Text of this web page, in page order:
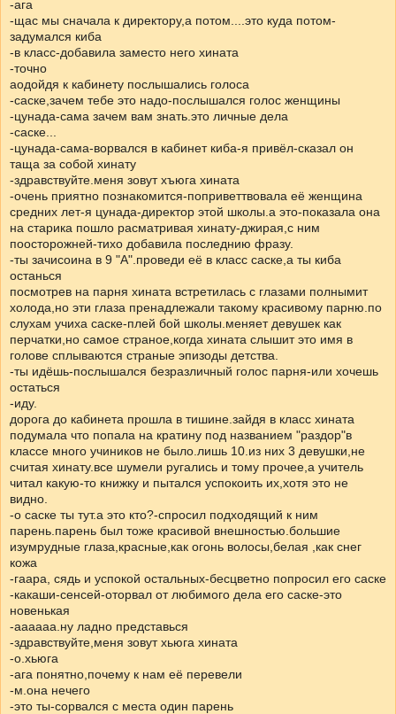
-ага
-щас мы сначала к директору,а потом....это куда потом-
задумался киба
-в класс-добавила заместо него хината
-точно
аодойдя к кабинету послышались голоса
-саске,зачем тебе это надо-послышался голос женщины
-цунада-сама зачем вам знать.это личные дела
-саске...
-цунада-сама-ворвался в кабинет киба-я привёл-сказал он
таща за собой хинату
-здравствуйте.меня зовут хъюга хината
-очень приятно познакомится-поприветтвовала её женщина
средних лет-я цунада-директор этой школы.а это-показала она
на старика пошло расматривая хинату-джирая,с ним
поосторожней-тихо добавила последнию фразу.
-ты зачисоина в 9 "А".проведи её в класс саске,а ты киба
останься
посмотрев на парня хината встретилась с глазами полнымит
холода,но эти глаза пренадлежали такому красивому парню.по
слухам учиха саске-плей бой школы.меняет девушек как
перчатки,но самое страное,когда хината слышит это имя в
голове сплываются страные эпизоды детства.
-ты идёшь-послышался безразличный голос парня-или хочешь
остаться
-иду.
дорога до кабинета прошла в тишине.зайдя в класс хината
подумала что попала на кратину под названием "раздор"в
классе много учиников не было.лишь 10.из них 3 девушки,не
считая хинату.все шумели ругались и тому прочее,а учитель
читал какую-то книжку и пытался успокоить их,хотя это не
видно.
-о саске ты тут.а это кто?-спросил подходящий к ним
парень.парень был тоже красивой внешностью.большие
изумрудные глаза,красные,как огонь волосы,белая ,как снег
кожа
-гаара, сядь и успокой остальных-бесцветно попросил его саске
-какаши-сенсей-оторвал от любимого дела его саске-это
новенькая
-аааааа.ну ладно представься
-здравствуйте,меня зовут хьюга хината
-о.хьюга
-ага понятно,почему к нам её перевели
-м.она нечего
-это ты-сорвался с места один парень